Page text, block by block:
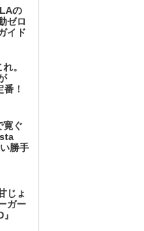
の
ゼロ
イド
。
！
寛ぐ
勝手
じょ
ガー